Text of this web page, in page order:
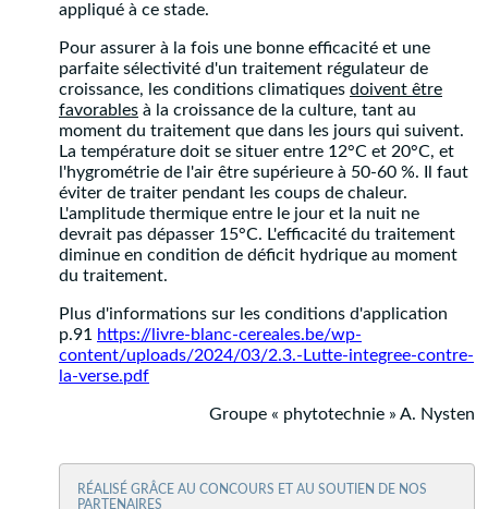
appliqué à ce stade.
Pour assurer à la fois une bonne efficacité et une
parfaite sélectivité d'un traitement régulateur de
croissance, les conditions climatiques doivent être
favorables à la croissance de la culture, tant au
moment du traitement que dans les jours qui suivent.
La température doit se situer entre 12°C et 20°C, et
l'hygrométrie de l'air être supérieure à 50-60 %. Il faut
éviter de traiter pendant les coups de chaleur.
L'amplitude thermique entre le jour et la nuit ne
devrait pas dépasser 15°C. L'efficacité du traitement
diminue en condition de déficit hydrique au moment
du traitement.
Plus d'informations sur les conditions d'application
p.91
https://livre-blanc-cereales.be/wp-
content/uploads/2024/03/2.3.-Lutte-integree-contre-
la-verse.pdf
Groupe « phytotechnie » A. Nysten
RÉALISÉ GRÂCE AU CONCOURS ET AU SOUTIEN DE NOS
PARTENAIRES